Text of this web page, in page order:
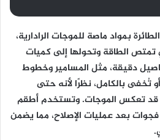
بمواد ماصة للموجات الرادارية،
الطاقة وتحولها إلى كميات
دقيقة، مثل المسامير وخطوط
أو تُخفى بالكامل، نظرًا لأنه حتى
قد تعكس الموجات. وتستخدم أطقم
بعد عمليات الإصلاح، مما يضمن